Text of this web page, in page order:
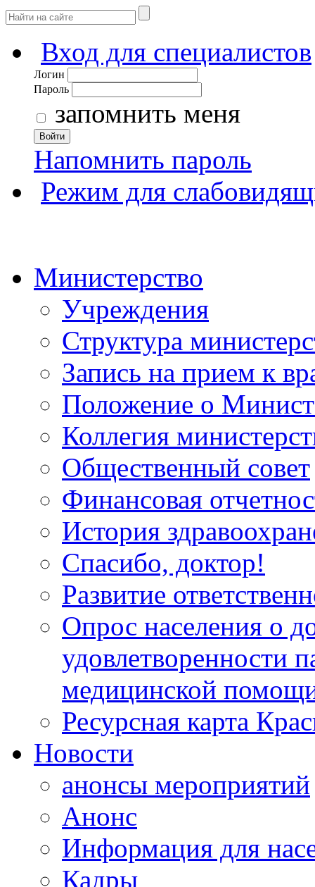
Вход для специалистов
Логин
Пароль
запомнить меня
Войти
Напомнить пароль
Режим для
Министерство
Учреждения
Структура
Запись на прием к
Положение о
Коллегия
Общественный совет
Финансовая
История
Спасибо, доктор!
Развитие
Опрос населения о
удовлетворенности
медицинской
Ресурсная карта
Новости
анонсы мероприятий
Анонс
Информация для
Кадры